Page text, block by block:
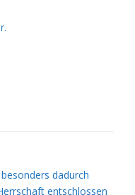
dadurch
entschlossen